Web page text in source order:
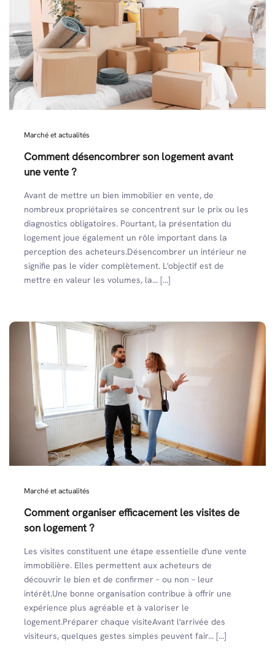
Marché et actualités
Comment désencombrer son logement avant
une vente ?
Avant de mettre un bien immobilier en vente, de
nombreux propriétaires se concentrent sur le prix ou les
diagnostics obligatoires. Pourtant, la présentation du
logement joue également un rôle important dans la
perception des acheteurs.Désencombrer un intérieur ne
signifie pas le vider complètement. L'objectif est de
mettre en valeur les volumes, la... [...]
Marché et actualités
Comment organiser efficacement les visites de
son logement ?
Les visites constituent une étape essentielle d'une vente
immobilière. Elles permettent aux acheteurs de
découvrir le bien et de confirmer – ou non – leur
intérêt.Une bonne organisation contribue à offrir une
expérience plus agréable et à valoriser le
logement.Préparer chaque visiteAvant l'arrivée des
visiteurs, quelques gestes simples peuvent fair... [...]